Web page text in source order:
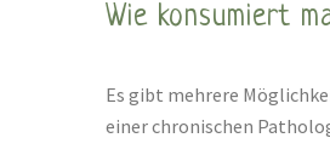
Wie konsumiert
Es gibt mehrere
einer chronischen